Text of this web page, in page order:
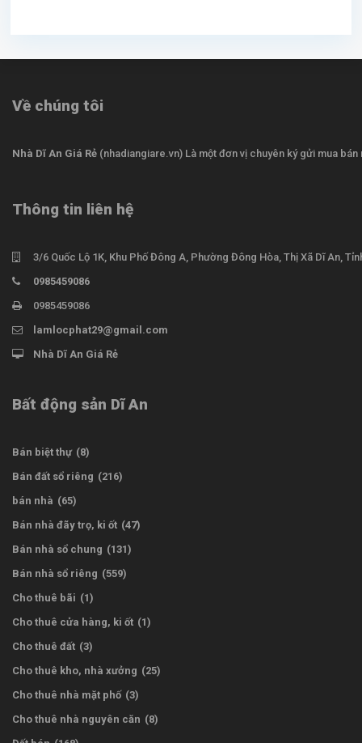
Về chúng tôi
Nhà Dĩ An Giá Rẻ (nhadiangiare.vn) Là một đơn vị chuyên ký gửi mua
Thông tin liên hệ
3/6 Quốc Lộ 1K, Khu Phố Đông A, Phường Đông Hòa, Thị Xã Dĩ An,
0985459086
0985459086
lamlocphat29@gmail.com
Nhà Dĩ An Giá Rẻ
Bất động sản Dĩ An
Bán biệt thự (8)
Bán đất sổ riêng (216)
bán nhà (65)
Bán nhà đãy trọ, ki ốt (47)
Bán nhà sổ chung (131)
Bán nhà sổ riêng (559)
Cho thuê bãi (1)
Cho thuê cửa hàng, ki ốt (1)
Cho thuê đất (3)
Cho thuê kho, nhà xưởng (25)
Cho thuê nhà mặt phố (3)
Cho thuê nhà nguyên căn (8)